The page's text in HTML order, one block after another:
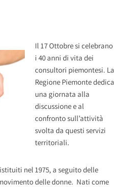
Il 17 Ottobre si celebrano
i 40 anni di vita dei
consultori piemontesi. La
Regione Piemonte dedica
una giornata alla
discussione e al
confronto sull’attività
svolta da questi servizi
territoriali.
nel 1975, a seguito delle
delle donne. Nati come